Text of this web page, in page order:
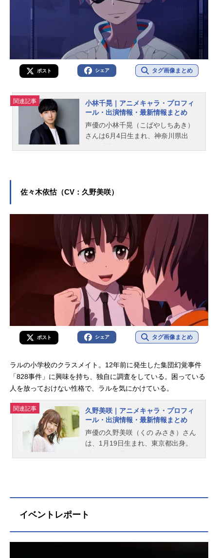
ポスト シェア タグ画像まとめ
関連記事
小林千晃｜アニメキャラ・プロフィ
ール・出演情報・最新情報まとめ
声優の小林千晃（こばやしちあき）
さんは6月4日生まれ、神奈川県出
く演じています。こちらでは、小林
佐々木依怙（CV：久野美咲）
ポスト シェア タグ画像まとめ
ラルの小学校のクラスメイト。12年前に発生した集団幻覚事件
「828事件」に興味を持ち、独自に調査をしている。困っている
人を放っておけない性格で、ラルを気にかけている。
関連記事
久野美咲｜アニメキャラ・プロフィ
ール・出演情報・最新情報まとめ
声優の久野美咲（くの みさき）さん
は、1月19日生まれ、東京都出身。
こちらでは、久野美咲さんのオスス
イベントレポート